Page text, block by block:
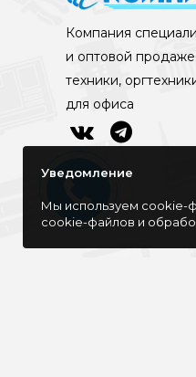
Компания
и оптовой
техники,
для офиса
Уведомление
Мы используем cookie-
cookie-файлов и